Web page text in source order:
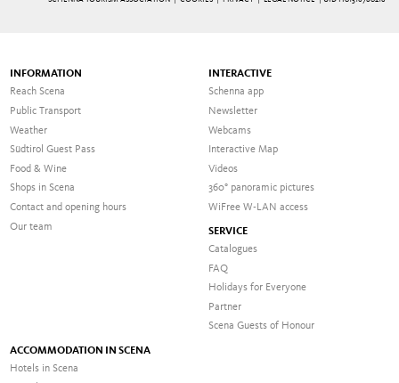
INFORMATION
Reach Scena
Public Transport
Weather
Südtirol Guest Pass
Food & Wine
Shops in Scena
Contact and opening hours
Our team
INTERACTIVE
Schenna app
Newsletter
Webcams
Interactive Map
Videos
360° panoramic pictures
WiFree W-LAN access
SERVICE
Catalogues
FAQ
Holidays for Everyone
Partner
Scena Guests of Honour
ACCOMMODATION IN SCENA
Hotels in Scena